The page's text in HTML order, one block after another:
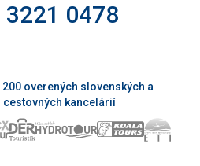
3221 0478
overených slovenských a
cestovných kancelárií